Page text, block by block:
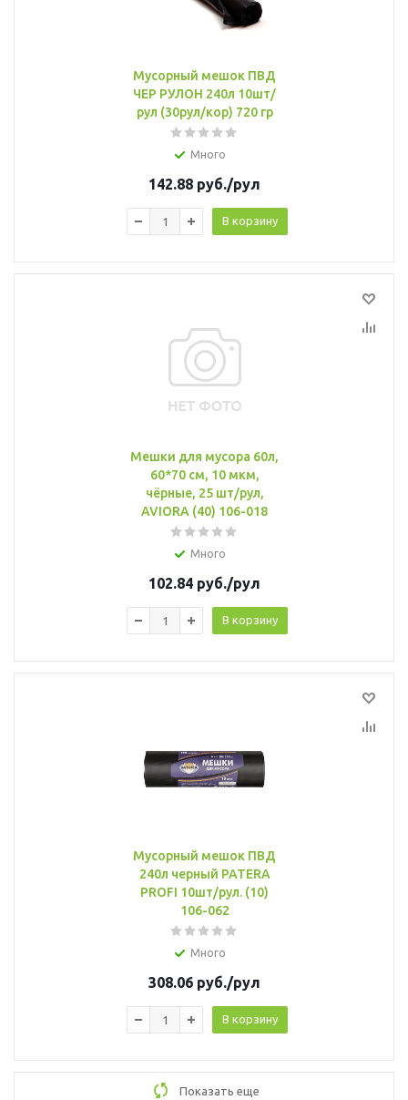
Мусорный мешок ПВД
ЧЕР РУЛОН 240л 10шт/
рул (30рул/кор) 720 гр
Много
142.88 руб./рул
В корзину
Мешки для мусора 60л,
60*70 см, 10 мкм,
чёрные, 25 шт/рул,
AVIORA (40) 106-018
Много
102.84 руб./рул
В корзину
Мусорный мешок ПВД
240л черный PATERA
PROFI 10шт/рул. (10)
106-062
Много
308.06 руб./рул
В корзину
Показать еще